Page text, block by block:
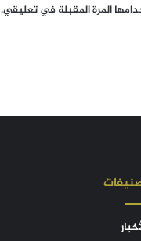
المرة المقبلة في تعليقي.